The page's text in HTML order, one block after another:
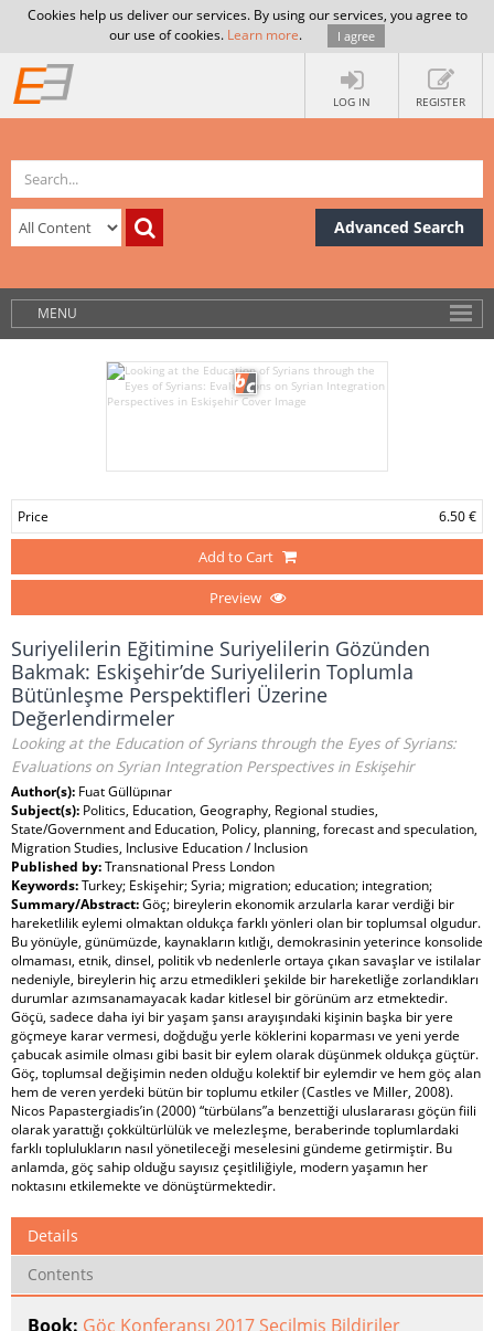
Cookies help us deliver our services. By using our services, you agree to
our use of cookies. Learn more. I agree
LOG IN REGISTER
Advanced Search
MENU
Price 6.50 €
Add to Cart
Preview
Suriyelilerin Eğitimine Suriyelilerin Gözünden
Bakmak: Eskişehir’de Suriyelilerin Toplumla
Bütünleşme Perspektifleri Üzerine
Değerlendirmeler
Looking at the Education of Syrians through the Eyes of Syrians:
Evaluations on Syrian Integration Perspectives in Eskişehir
Author(s): Fuat Güllüpınar
Subject(s): Politics, Education, Geography, Regional studies,
State/Government and Education, Policy, planning, forecast and speculation,
Migration Studies, Inclusive Education / Inclusion
Published by:Transnational Press London
Keywords:Turkey; Eskişehir; Syria; migration; education; integration;
Summary/Abstract:Göç; bireylerin ekonomik arzularla karar verdiği bir
hareketlilik eylemi olmaktan oldukça farklı yönleri olan bir toplumsal olgudur.
Bu yönüyle, günümüzde, kaynakların kıtlığı, demokrasinin yeterince konsolide
olmaması, etnik, dinsel, politik vb nedenlerle ortaya çıkan savaşlar ve istilalar
nedeniyle, bireylerin hiç arzu etmedikleri şekilde bir hareketliğe zorlandıkları
durumlar azımsanamayacak kadar kitlesel bir görünüm arz etmektedir.
Göçü, sadece daha iyi bir yaşam şansı arayışındaki kişinin başka bir yere
göçmeye karar vermesi, doğduğu yerle köklerini koparması ve yeni yerde
çabucak asimile olması gibi basit bir eylem olarak düşünmek oldukça güçtür.
Göç, toplumsal değişimin neden olduğu kolektif bir eylemdir ve hem göç alan
hem de veren yerdeki bütün bir toplumu etkiler (Castles ve Miller, 2008).
Nicos Papastergiadis’in (2000) “türbülans”a benzettiği uluslararası göçün fiili
olarak yarattığı çokkültürlülük ve melezleşme, beraberinde toplumlardaki
farklı toplulukların nasıl yönetileceği meselesini gündeme getirmiştir. Bu
anlamda, göç sahip olduğu sayısız çeşitliliğiyle, modern yaşamın her
noktasını etkilemekte ve dönüştürmektedir.
Details
Contents
Book: Göç Konferansı 2017 Seçilmiş Bildiriler